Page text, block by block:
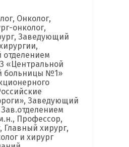
Онколог,
онколог,
Заведующий
«Центральной
больницы №1»
Заведующий
Профессор,
Главный хирург,
и хирург